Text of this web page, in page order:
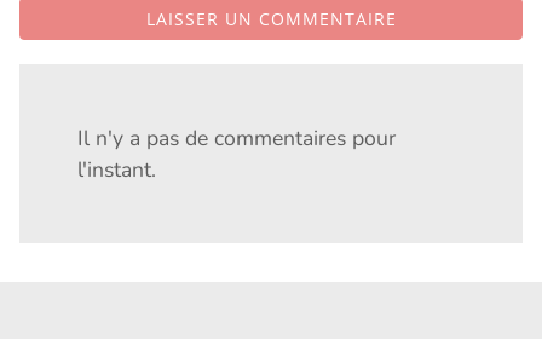
LAISSER UN COMMENTAIRE
Il n'y a pas de commentaires pour
l'instant.